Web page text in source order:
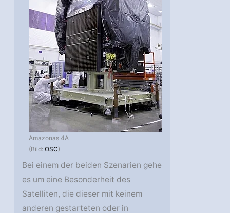
Amazonas 4A
(Bild:OSC)
Bei einem der beiden Szenarien gehe
es um eine Besonderheit des
Satelliten, die dieser mit keinem
anderen gestarteten oder in